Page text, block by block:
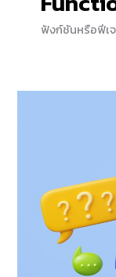
ฟังก์ชันหรือฟีเ
AUCTION